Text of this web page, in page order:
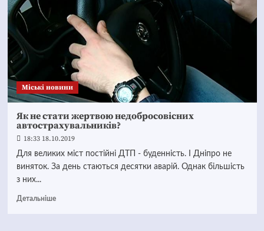
Mіські новини
Як не стати жертвою недобросовісних
автострахувальників?
18:33 18.10.2019
Для великих міст постійні ДТП - буденність. І Дніпро не
виняток. За день стаються десятки аварій. Однак більшість
з них...
Детальніше